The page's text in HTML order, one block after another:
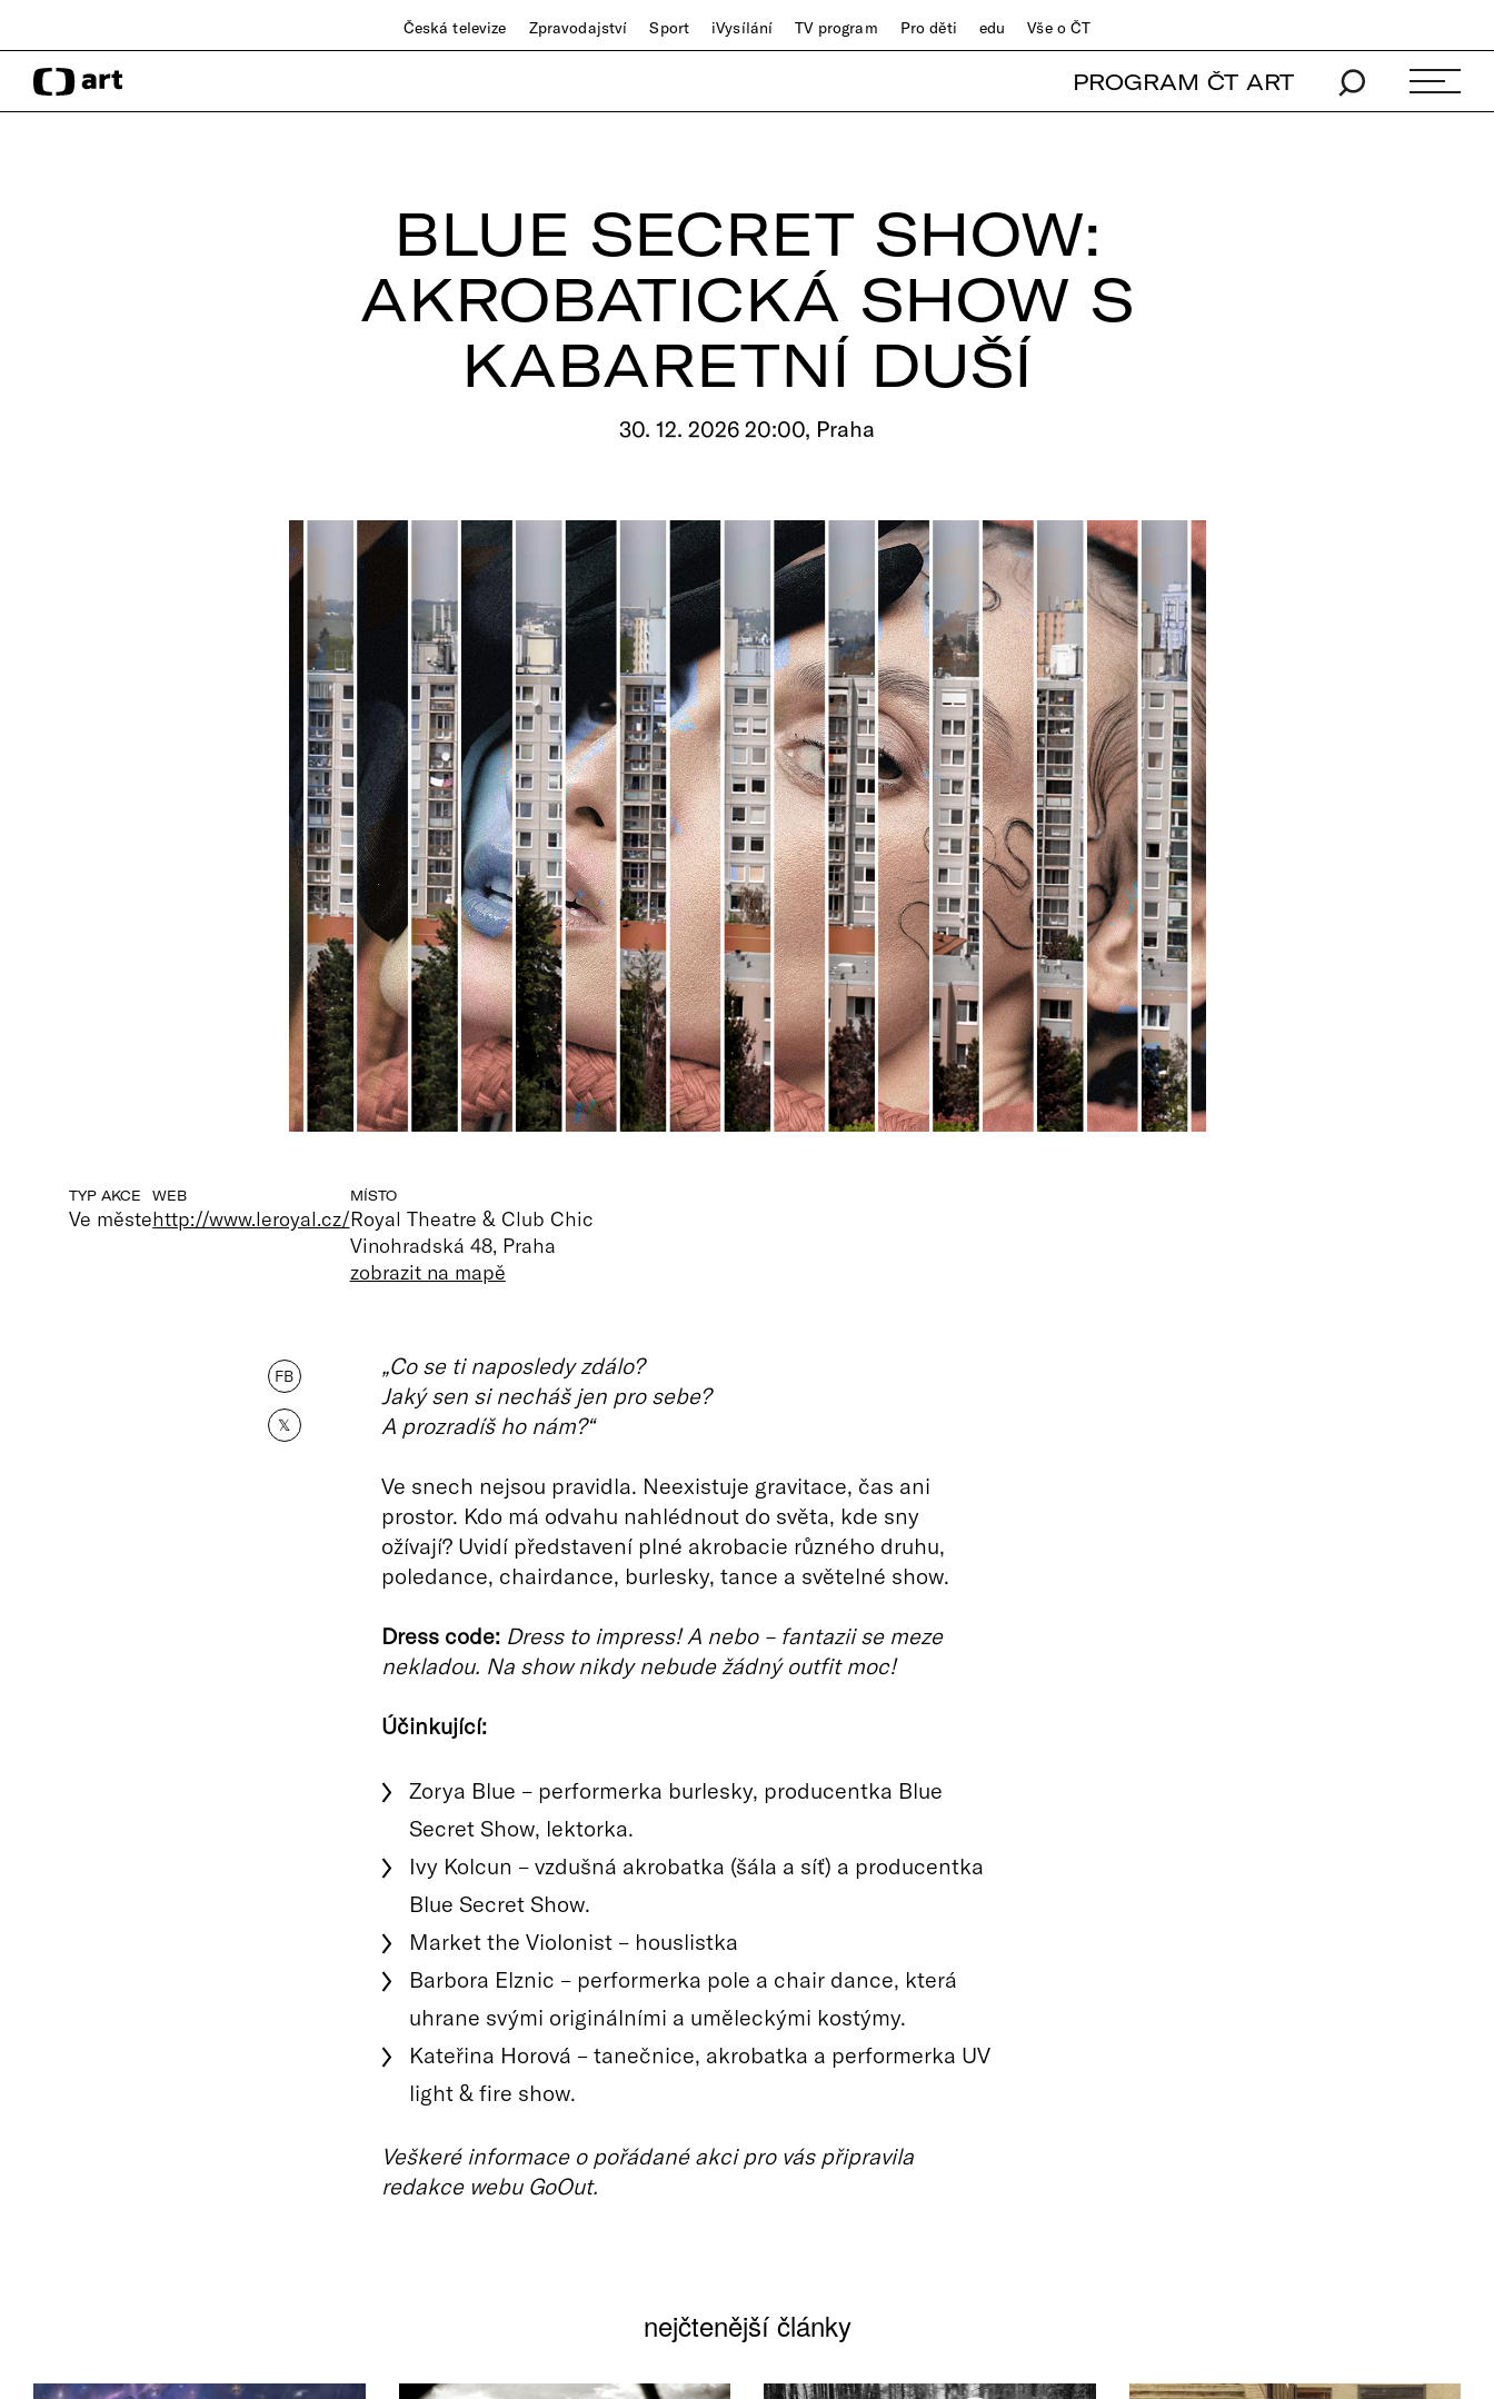
Česká televize Zpravodajství Sport iVysílání TV program Pro děti edu Vše o ČT
PROGRAM ČT ART
BLUE SECRET SHOW:
AKROBATICKÁ SHOW S
KABARETNÍ DUŠÍ
30. 12. 2026 20:00, Praha
TYP AKCE
Ve měste
WEB
http://www.leroyal.cz/
MÍSTO
Royal Theatre & Club Chic
Vinohradská 48, Praha
zobrazit na mapě
FB
𝕏
„Co se ti naposledy zdálo?
Jaký sen si necháš jen pro sebe?
A prozradíš ho nám?“
Ve snech nejsou pravidla. Neexistuje gravitace, čas ani
prostor. Kdo má odvahu nahlédnout do světa, kde sny
ožívají? Uvidí představení plné akrobacie různého druhu,
poledance, chairdance, burlesky, tance a světelné show.
Dress code: Dress to impress! A nebo – fantazii se meze
nekladou. Na show nikdy nebude žádný outfit moc!
Účinkující:
Zorya Blue – performerka burlesky, producentka Blue
Secret Show, lektorka.
Ivy Kolcun – vzdušná akrobatka (šála a síť) a producentka
Blue Secret Show.
Market the Violonist – houslistka
Barbora Elznic – performerka pole a chair dance, která
uhrane svými originálními a uměleckými kostýmy.
Kateřina Horová – tanečnice, akrobatka a performerka UV
light & fire show.
Veškeré informace o pořádané akci pro vás připravila
redakce webu GoOut.
nejčtenější články